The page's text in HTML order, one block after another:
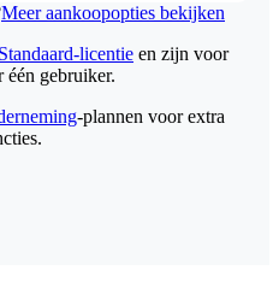
Meer aankoopopties bekijken
licentie en zijn voor
één gebruiker.
-plannen voor extra